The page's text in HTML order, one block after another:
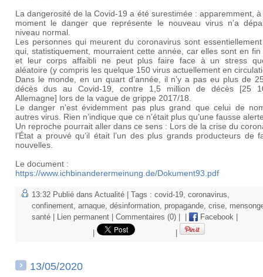
La dangerosité de la Covid-19 a été surestimée : apparemment,
moment le danger que représente le nouveau virus n’a
niveau normal.
Les personnes qui meurent du coronavirus sont
qui, statistiquement, mourraient cette année, car elles sont en
et leur corps affaibli ne peut plus faire face à un stress
aléatoire (y compris les quelque 150 virus actuellement en
Dans le monde, en un quart d’année, il n’y a pas eu plus de
décès dus au Covid-19, contre 1,5 million de décès [25
Allemagne] lors de la vague de grippe 2017/18.
Le danger n’est évidemment pas plus grand que celui de
autres virus. Rien n’indique que ce n’était plus qu’une fausse
Un reproche pourrait aller dans ce sens : Lors de la crise du
l’État a prouvé qu’il était l’un des plus grands producteurs de
nouvelles.
Le document :
https://www.ichbinanderermeinung.de/Dokument93.pdf
13:32 Publié dans Actualité | Tags : covid-19 coronavirus
confinement arnaque désinformation propagande crise
santé
Lien permanent Commentaires (0) Facebook
13/05/2020